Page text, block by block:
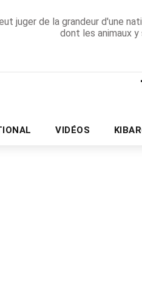
juger de la grandeur d'une
dont les animaux
VIDÉOS